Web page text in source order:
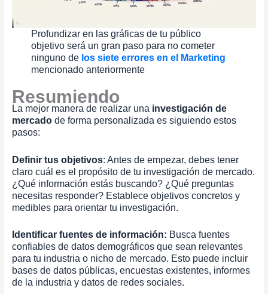
Profundizar en las gráficas de tu público
objetivo será un gran paso para no cometer
ninguno de los siete errores en el Marketing
mencionado anteriormente
Resumiendo
La mejor manera de realizar una investigación de
mercadode forma personalizada es siguiendo estos
pasos:
Definir tus objetivos: Antes de empezar, debes tener
claro cuál es el propósito de tu investigación de mercado.
¿Qué información estás buscando? ¿Qué preguntas
necesitas responder? Establece objetivos concretos y
medibles para orientar tu investigación.
Identificar fuentes de información: Busca fuentes
confiables de datos demográficos que sean relevantes
para tu industria o nicho de mercado. Esto puede incluir
bases de datos públicas, encuestas existentes, informes
de la industria y datos de redes sociales.